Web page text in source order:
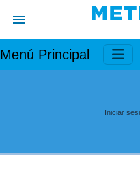
Menú Principal
Iniciar